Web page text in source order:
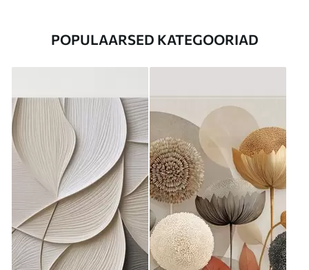
POPULAARSED KATEGOORIAD